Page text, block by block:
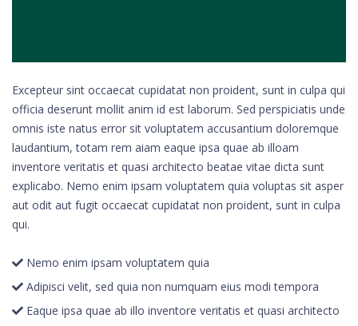
Excepteur sint occaecat cupidatat non proident, sunt in culpa qui
officia deserunt mollit anim id est laborum. Sed perspiciatis unde
omnis iste natus error sit voluptatem accusantium doloremque
laudantium, totam rem aiam eaque ipsa quae ab illoam
inventore veritatis et quasi architecto beatae vitae dicta sunt
explicabo. Nemo enim ipsam voluptatem quia voluptas sit asper
aut odit aut fugit occaecat cupidatat non proident, sunt in culpa
qui.
Nemo enim ipsam voluptatem quia
Adipisci velit, sed quia non numquam eius modi tempora
Eaque ipsa quae ab illo inventore veritatis et quasi architecto